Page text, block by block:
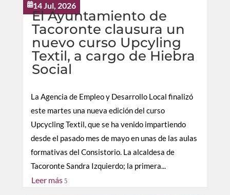
14 Jul, 2026
El Ayuntamiento de
Tacoronte clausura un
nuevo curso Upcyling
Textil, a cargo de Hiebra
Social
La Agencia de Empleo y Desarrollo Local finalizó
este martes una nueva edición del curso
Upcycling Textil, que se ha venido impartiendo
desde el pasado mes de mayo en unas de las aulas
formativas del Consistorio. La alcaldesa de
Tacoronte Sandra Izquierdo; la primera...
Leer más 5